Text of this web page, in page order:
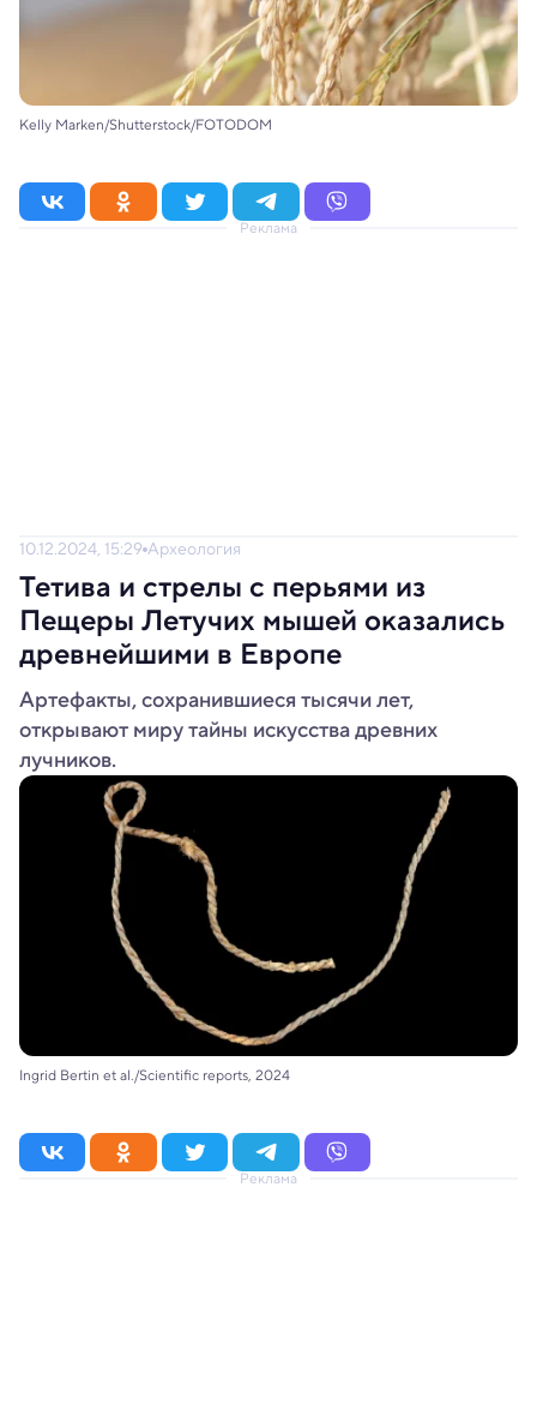
Kelly Marken/Shutterstock/FOTODOM
Реклама
10.12.2024, 15:29 Археология
Тетива и стрелы с перьями из
Пещеры Летучих мышей оказались
древнейшими в Европе
Артефакты, сохранившиеся тысячи лет,
открывают миру тайны искусства древних
лучников.
Ingrid Bertin et al./Scientific reports, 2024
Реклама